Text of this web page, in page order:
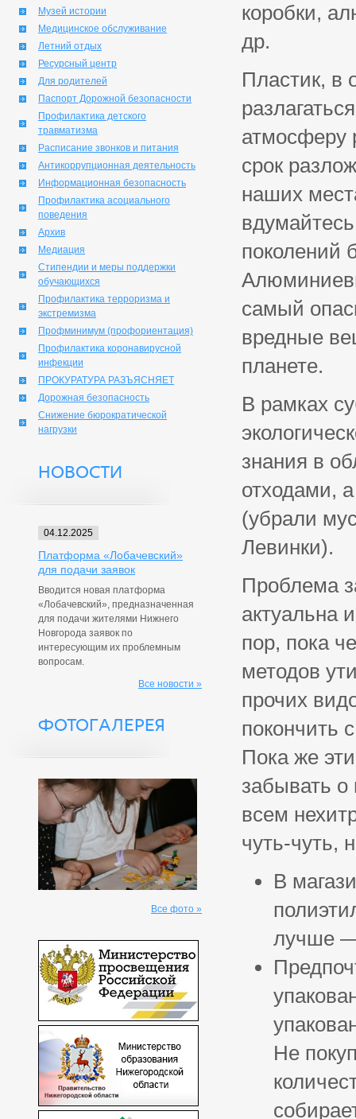
Музей истории
Медицинское обслуживание
Летний отдых
Ресурсный центр
Для родителей
Паспорт Дорожной безопасности
Профилактика детского
травматизма
Расписание звонков и питания
Антикоррупционная деятельность
Информационная безопасность
Профилактика асоциального
поведения
Архив
Медиация
Стипендии и меры поддержки
обучающихся
Профилактика терроризма и
экстремизма
Профминимум (профориентация)
Профилактика коронавирусной
инфекции
ПРОКУРАТУРА РАЗЪЯСНЯЕТ
Дорожная безопасность
Снижение бюрократической
нагрузки
НОВОСТИ
04.12.2025
Платформа «Лобачевский»
для подачи заявок
Вводится новая платформа
«Лобачевский», предназначенная
для подачи жителями Нижнего
Новгорода заявок по
интересующим их проблемным
вопросам.
Все новости »
ФОТОГАЛЕРЕЯ
Все фото »
коробки,
др.
Пластик, в
атмосферу
срок
наших
поколений
самый
вредные
планете.
В рамках
знания в
отходами,
(убрали
Левинки).
Проблема
актуальна
пор, пока
методов
прочих
покончить
Пока же
забывать о
всем
чуть-чуть,
В
лучше
Не